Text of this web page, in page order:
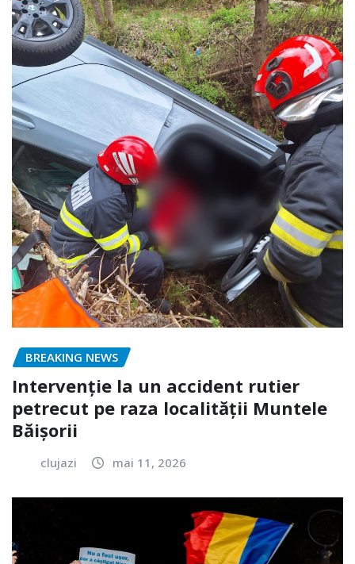
BREAKING NEWS
Intervenție la un accident rutier
petrecut pe raza localității Muntele
Băișorii
clujazi mai 11, 2026